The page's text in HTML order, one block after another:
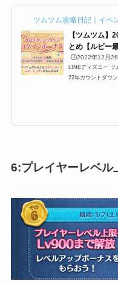
ツムツム攻略日記｜イベ
【ツムツム】
とめ【ルビー
🕒️2022年12月26
LINEディズニー
22年カウントダウ
6:プレイヤーレベル